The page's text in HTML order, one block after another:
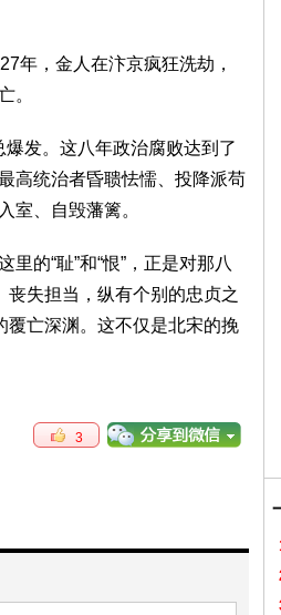
年，金人在汴京疯狂洗劫，
。
发。这八年政治腐败达到了
高统治者昏聩怯懦、投降派苟
室、自毁藩篱。
的“耻”和“恨”，正是对那八
丧失担当，纵有个别的忠贞之
覆亡深渊。这不仅是北宋的挽
3